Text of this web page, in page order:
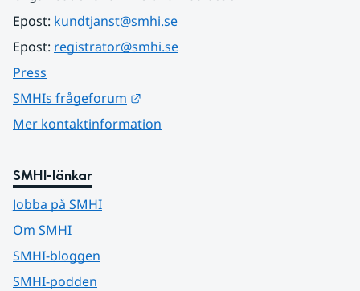
Epost: kundtjanst@smhi.se
Epost: registrator@smhi.se
Press
SMHIs frågeforum
Mer kontaktinformation
SMHI-länkar
Jobba på SMHI
Om SMHI
SMHI-bloggen
SMHI-podden